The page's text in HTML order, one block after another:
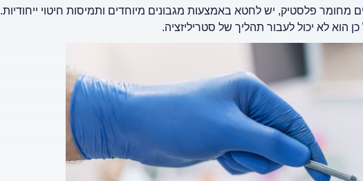
מחומר פלסטיק, יש לחטא באמצעות מגבונים מיוחדים ותמיסות חיטוי ייחודיות.
לא יכול לעבור תהליך של סטריליזציה.